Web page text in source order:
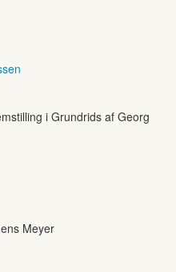
i Grundrids af Georg
Meyer